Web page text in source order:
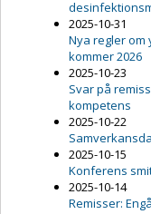
2025-10-31
Nya regler om
kommer 2026
2025-10-23
Svar på
kompetens
2025-10-22
2025-10-15
Konferens
2025-10-14
Remisser: